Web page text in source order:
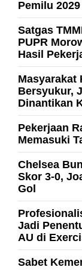
Pemilu 2029
Satgas
PUPR
Hasil
Masyarakat
Bersyukur,
Dinantikan
Pekerjaan
Memasuki
Chelsea
Skor 3-0,
Gol
Jadi
AU di
Sabet